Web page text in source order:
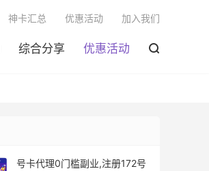
综合分享 优惠活动 
神卡汇总 优惠活动 加入我们
号卡代理0门槛副业,注册172号